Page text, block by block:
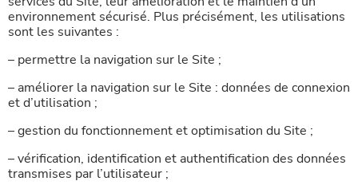
environnement sécurisé. Plus précisément, les utilisations
sont les suivantes :
– permettre la navigation sur le Site ;
– améliorer la navigation sur le Site : données de connexion
et d’utilisation ;
– gestion du fonctionnement et optimisation du Site ;
– vérification, identification et authentification des données
transmises par l’utilisateur ;